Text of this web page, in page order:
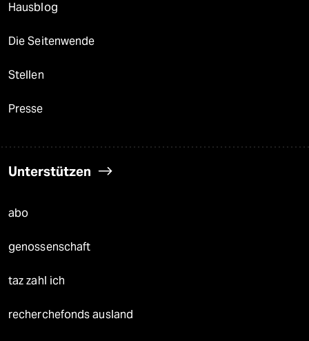
Hausblog
Die Seitenwende
Stellen
Presse
Unterstützen
abo
genossenschaft
taz zahl ich
recherchefonds ausland